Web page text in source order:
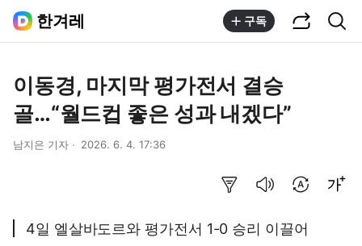
한겨레 구독
이동경, 마지막 평가전서 결승
골…“월드컵 좋은 성과 내겠다”
남지은 기자 2026. 6. 4. 17:36
4일 엘살바도르와 평가전서 1-0 승리 이끌어